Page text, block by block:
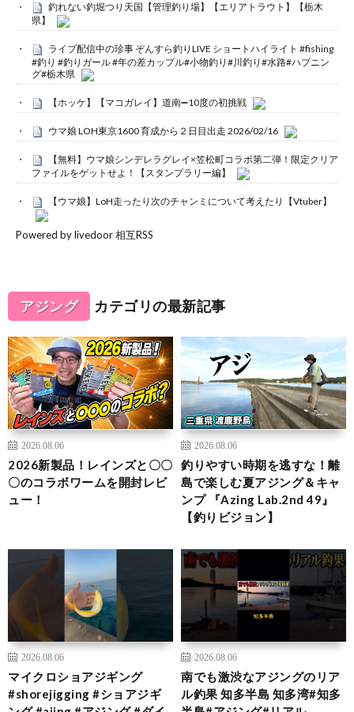
釣れない釣堀つり天国【管理釣り場】【エリアトラウト】【栃木
県】
ライブ配信中の珍事 ぞんすら釣りLIVE ショートハイライト #fishing
#釣り #釣りガール #年の差カップル#小物釣り#川釣り#水路#ハプニン
グ#栃木県
【ホッケ】【マコガレイ】道南➖10度の初挑戦
ウマ娘 LOH東京1600 育成から２日目出走 2026/02/16
【無料】ウマ娘シンデレラグレイ×笠松町コラボ第二弾！限定クリア
ファイルをゲットせよ！【スタンプラリー編】
【ウマ娘】LoH走ったり次のチャンミについて考えたり【Vtuber】
Powered by livedoor 相互RSS
アジング カテゴリの最新記事
2026.08.06
2026新製品！レインズと〇〇
〇のコラボワームを開封レビ
ュー！
2026.08.06
釣りやすい時期を逃すな！離
島で楽しむ夏アジング＆キャ
ンプ 『Azing Lab.2nd 49』
【釣りビジョン】
2026.08.06
マイクロショアジギング
#shorejigging #ショアジギ
2026.08.06
南でも激渋なアジングのリア
ル釣果 知多半島 知多湾#知多